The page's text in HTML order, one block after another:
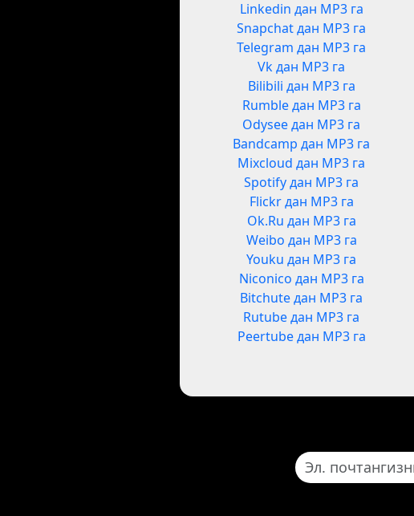
Linkedin дан MP3 га
Snapchat дан MP3 га
Telegram дан MP3 га
Vk дан MP3 га
Bilibili дан MP3 га
Rumble дан MP3 га
Odysee дан MP3 га
Bandcamp дан MP3 га
Mixcloud дан MP3 га
Spotify дан MP3 га
Flickr дан MP3 га
Ok.Ru дан MP3 га
Weibo дан MP3 га
Youku дан MP3 га
Niconico дан MP3 га
Bitchute дан MP3 га
Rutube дан MP3 га
Peertube дан MP3 га